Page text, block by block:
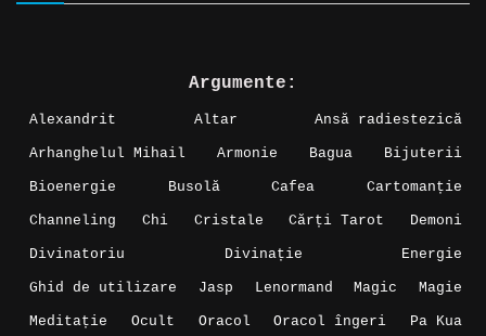
Argumente:
Alexandrit Altar Ansă radiestezică
Arhanghelul Mihail Armonie Bagua Bijuterii
Bioenergie Busolă Cafea Cartomanție
Channeling Chi Cristale Cărți Tarot Demoni
Divinatoriu Divinație Energie
Ghid de utilizare Jasp Lenormand Magic Magie
Meditație Ocult Oracol Oracol îngeri Pa Kua